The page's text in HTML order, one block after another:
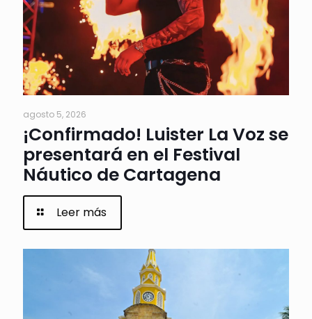
agosto 5, 2026
¡Confirmado! Luister La Voz se
presentará en el Festival
Náutico de Cartagena
Leer más